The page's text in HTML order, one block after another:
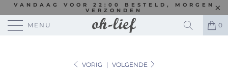
VANDAAG VOOR 22:00 BESTELD, MORGEN
VERZONDEN
MENU 0
VORIG | VOLGENDE